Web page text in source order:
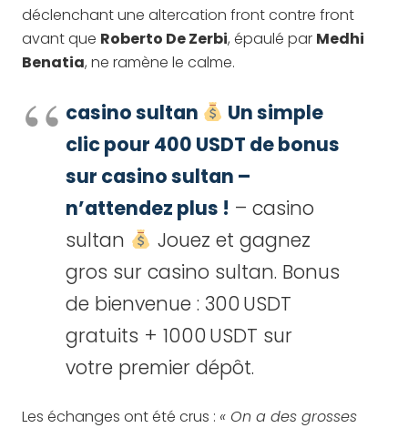
déclenchant une altercation front contre front
avant que Roberto De Zerbi, épaulé par Medhi
Benatia, ne ramène le calme.
casino sultan
Un simple
clic pour 400 USDT de bonus
sur casino sultan –
n’attendez plus ! – casino
sultan
Jouez et gagnez
gros sur casino sultan. Bonus
de bienvenue : 300 USDT
gratuits + 1000 USDT sur
votre premier dépôt.
Les échanges ont été crus : « On a des grosses